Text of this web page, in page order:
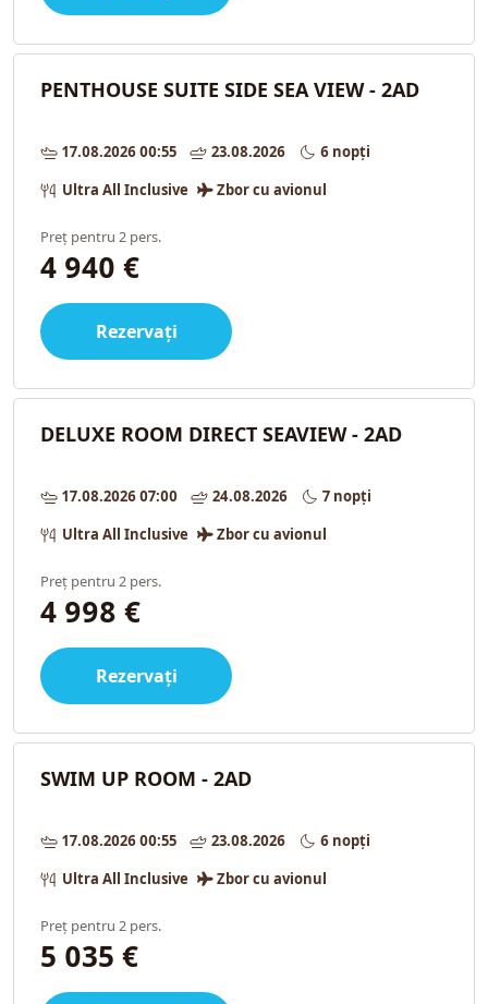
PENTHOUSE SUITE SIDE SEA VIEW - 2AD
17.08.2026 00:55 23.08.2026
6 nopți
Ultra All Inclusive
Zbor cu avionul
Preț pentru 2 pers.
4 940 €
Rezervați
DELUXE ROOM DIRECT SEAVIEW - 2AD
17.08.2026 07:00 24.08.2026
7 nopți
Ultra All Inclusive
Zbor cu avionul
Preț pentru 2 pers.
4 998 €
Rezervați
SWIM UP ROOM - 2AD
17.08.2026 00:55 23.08.2026
6 nopți
Ultra All Inclusive
Zbor cu avionul
Preț pentru 2 pers.
5 035 €